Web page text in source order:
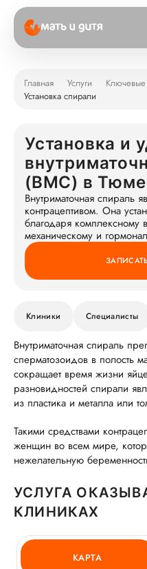
Главная Услуги
Установка спирали
Установка и
(ВМС) в
Внутриматочная спираль
контрацептивом. Она
благодаря комплексному
механическому и
Клиники Специалисты
Внутриматочная спираль
сперматозоидов в полость
сокращает время жизни
разновидностей спирали
из пластика и металла или
Такими средствами
женщин во всем мире,
нежелательную
УСЛУГА
КЛИНИКАХ
КАРТА